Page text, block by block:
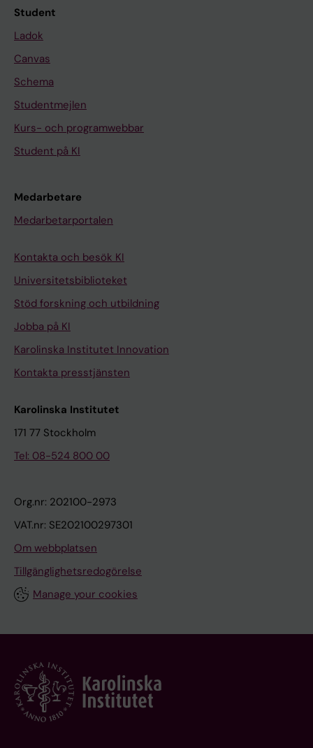
Student
Ladok
Canvas
Schema
Studentmejlen
Kurs- och programwebbar
Student på KI
Medarbetare
Medarbetarportalen
Kontakta och besök KI
Universitetsbiblioteket
Stöd forskning och utbildning
Jobba på KI
Karolinska Institutet Innovation
Kontakta presstjänsten
Karolinska Institutet
171 77 Stockholm
Tel: 08-524 800 00
Org.nr: 202100-2973
VAT.nr: SE202100297301
Om webbplatsen
Tillgänglighetsredogörelse
Manage your cookies